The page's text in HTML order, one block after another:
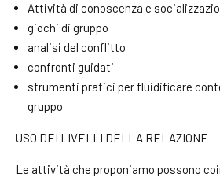
Attività di conoscenza e
giochi di gruppo
analisi del conflitto
confronti guidati
strumenti pratici per fluidificare
gruppo
USO DEI LIVELLI DELLA RELAZIONE
Le attività che proponiamo possono